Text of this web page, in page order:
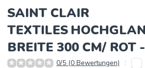
SAINT CLAIR
TEXTILES
BREITE 300 CM/ ROT
0/5 (0 Bewertungen)